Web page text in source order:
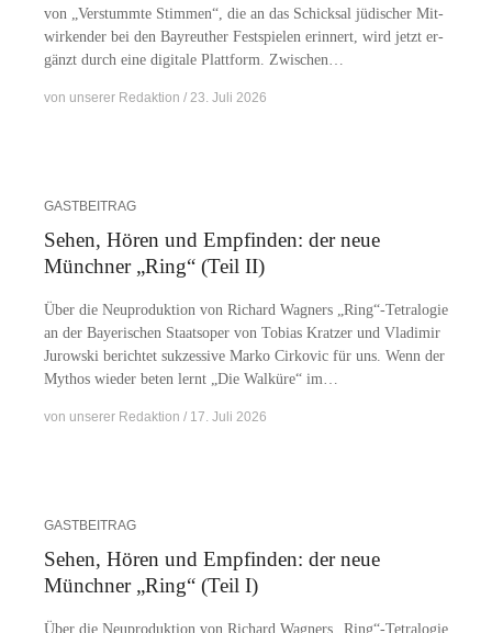
von „Ver­stumm­te Stim­men“, die an das Schick­sal jü­di­scher Mit­
wir­ken­der bei den Bay­reu­ther Fest­spie­len er­in­nert, wird jetzt er­
gänzt durch eine di­gi­ta­le Platt­form. Zwischen…
von unserer Redaktion 23. Juli 2026
GASTBEITRAG
Sehen, Hören und Empfinden: der neue
Münchner „Ring“ (Teil II)
Über die Neu­pro­duk­ti­on von Ri­chard Wag­ners „Ring“-Tetralogie
an der Baye­ri­schen Staats­oper von To­bi­as Krat­zer und Vla­di­mir
Ju­row­ski be­rich­tet suk­zes­si­ve Mar­ko Cir­ko­vic für uns. Wenn der
My­thos wie­der be­ten lernt „Die Wal­kü­re“ im…
von unserer Redaktion 17. Juli 2026
GASTBEITRAG
Sehen, Hören und Empfinden: der neue
Münchner „Ring“ (Teil I)
Über die Neu­pro­duk­ti­on von Ri­chard Wag­ners „Ring“-Tetralogie